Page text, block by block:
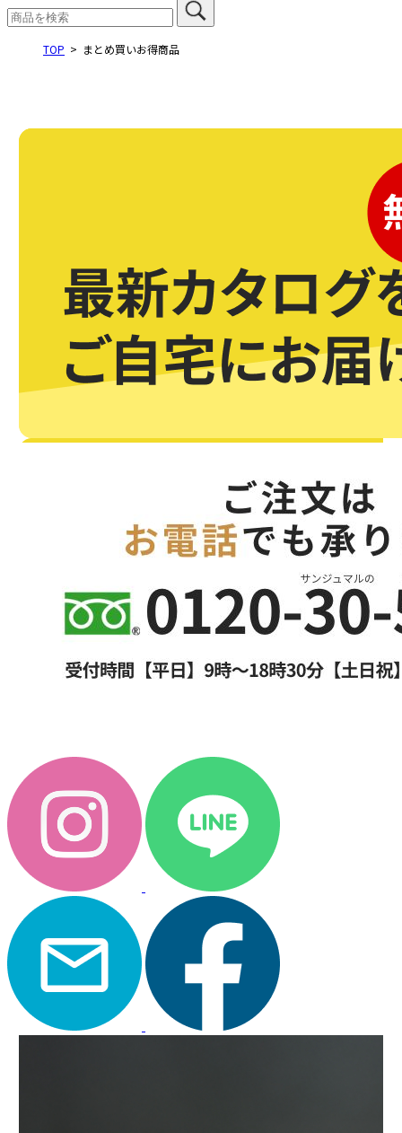
TOP まとめ買いお得商品